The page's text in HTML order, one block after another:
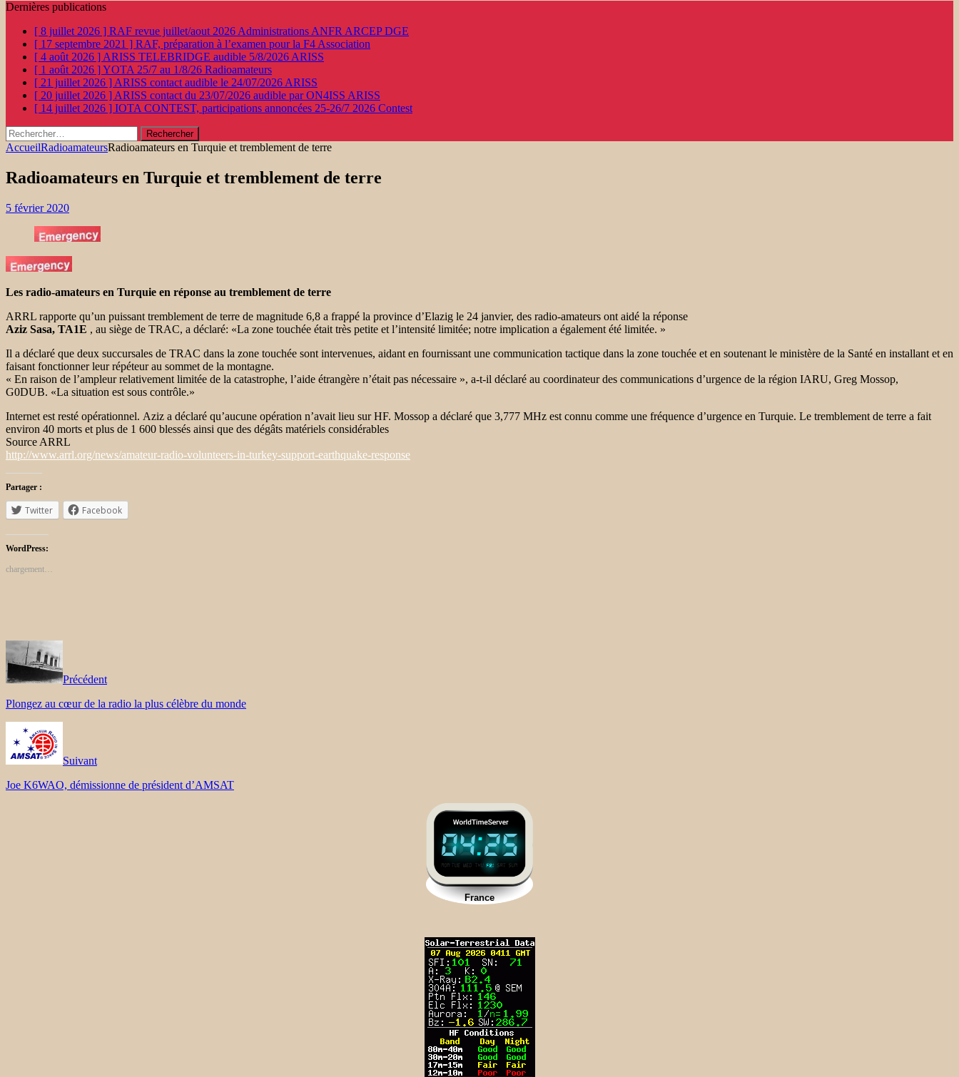
Dernières publications
[ 8 juillet 2026 ] RAF revue juillet/aout 2026 Administrations ANFR ARCEP DGE
[ 17 septembre 2021 ] RAF, préparation à l’examen pour la F4 Association
[ 4 août 2026 ] ARISS TELEBRIDGE audible 5/8/2026 ARISS
[ 1 août 2026 ]YOTA 25/7 au 1/8/26 Radioamateurs
[ 21 juillet 2026 ] ARISS contact audible le 24/07/2026 ARISS
[ 20 juillet 2026 ] ARISS contact du 23/07/2026 audible par ON4ISS ARISS
[ 14 juillet 2026 ] IOTA CONTEST, participations annoncées 25-26/7 2026 Contest
Rechercher :
AccueilRadioamateursRadioamateurs en Turquie et tremblement de terre
Radioamateurs en Turquie et tremblement de terre
5 février 2020
Les radio-amateurs en Turquie en réponse au tremblement de terre
ARRL rapporte qu’un puissant tremblement de terre de magnitude 6,8 a frappé la province d’Elazig le 24 janvier, des radio-amateurs ont aidé la réponse
Aziz Sasa, TA1E , au siège de TRAC, a déclaré: «La zone touchée était très petite et l’intensité limitée; notre implication a également été limitée. »
Il a déclaré que deux succursales de TRAC dans la zone touchée sont intervenues, aidant en fournissant une communication tactique dans la zone touchée et en soutenant le ministère de la Santé en installant et en
faisant fonctionner leur répéteur au sommet de la montagne.
« En raison de l’ampleur relativement limitée de la catastrophe, l’aide étrangère n’était pas nécessaire », a-t-il déclaré au coordinateur des communications d’urgence de la région IARU, Greg Mossop,
G0DUB. «La situation est sous contrôle.»
Internet est resté opérationnel. Aziz a déclaré qu’aucune opération n’avait lieu sur HF. Mossop a déclaré que 3,777 MHz est connu comme une fréquence d’urgence en Turquie. Le tremblement de terre a fait
environ 40 morts et plus de 1 600 blessés ainsi que des dégâts matériels considérables
Source ARRL
http://www.arrl.org/news/amateur-radio-volunteers-in-turkey-support-earthquake-response
Partager :
Twitter Facebook
WordPress:
chargement…
Précédent
Plongez au cœur de la radio la plus célèbre du monde
Suivant
Joe K6WAO, démissionne de président d’AMSAT